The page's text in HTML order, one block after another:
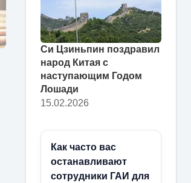
Си Цзиньпин поздравил
народ Китая с
наступающим Годом
Лошади
15.02.2026
Как часто вас
останавливают
сотрудники ГАИ для